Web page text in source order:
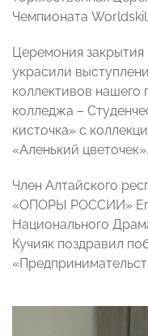
Чемпионата
Церемония
украсили
коллективов нашего
колледжа –
кисточка» с
«Аленький цветочек».
Член Алтайского
«ОПОРЫ РОССИИ»
Национального
Кучияк поздравил